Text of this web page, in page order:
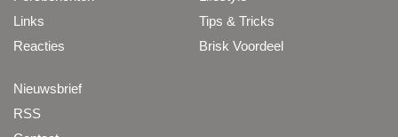
Links
Reacties
Tips & Tricks
Brisk Voordeel
Nieuwsbrief
RSS